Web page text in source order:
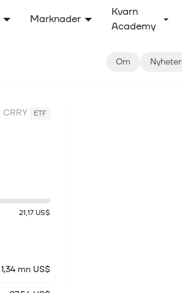
Marknader
Kvarn
Academy
Om Nyheter
CRRY ETF
21,17 US$
1,34 mn US$